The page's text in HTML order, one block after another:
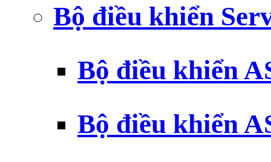
Bộ điều khiển
Bộ điều khiển
Bộ điều khiển